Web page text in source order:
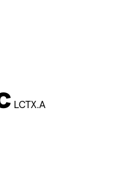
LCTX.A